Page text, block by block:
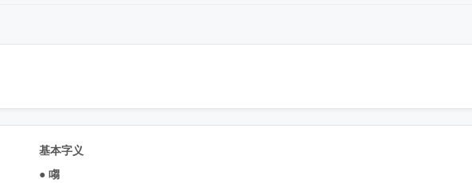
基本字义
●㗙